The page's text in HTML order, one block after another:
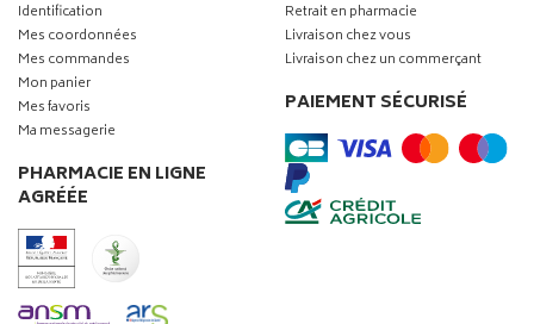
Identification
Mes coordonnées
Mes commandes
Mon panier
Mes favoris
Ma messagerie
PHARMACIE EN LIGNE
AGRÉÉE
Retrait en pharmacie
Livraison chez vous
Livraison chez un commerçant
PAIEMENT SÉCURISÉ